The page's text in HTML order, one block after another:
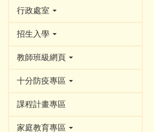
行政處室
招生入學
教師班級網頁
十分防疫專區
課程計畫專區
家庭教育專區